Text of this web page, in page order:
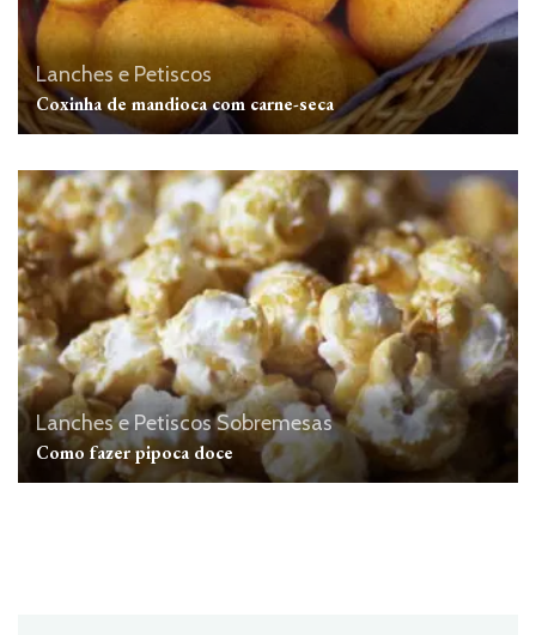
Lanches e Petiscos
Coxinha de mandioca com carne-seca
Lanches e PetiscosSobremesas
Como fazer pipoca doce